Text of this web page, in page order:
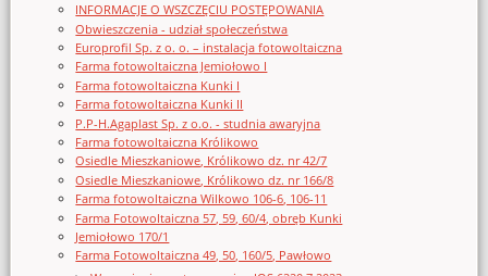
INFORMACJE O WSZCZĘCIU POSTĘPOWANIA
Obwieszczenia - udział społeczeństwa
Europrofil Sp. z o. o. – instalacja fotowoltaiczna
Farma fotowoltaiczna Jemiołowo I
Farma fotowoltaiczna Kunki I
Farma fotowoltaiczna Kunki II
P.P-H.Agaplast Sp. z o.o. - studnia awaryjna
Farma fotowoltaiczna Królikowo
Osiedle Mieszkaniowe, Królikowo dz. nr 42/7
Osiedle Mieszkaniowe, Królikowo dz. nr 166/8
Farma fotowoltaiczna Wilkowo 106-6, 106-11
Farma Fotowoltaiczna 57, 59, 60/4, obręb Kunki
Jemiołowo 170/1
Farma Fotowoltaiczna 49, 50, 160/5, Pawłowo